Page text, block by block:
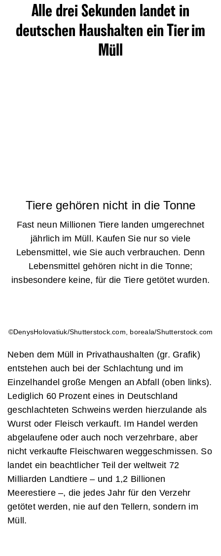
Alle drei Sekunden landet in
deutschen Haushalten ein Tier im
Müll
Tiere gehören nicht in die Tonne
Fast neun Millionen Tiere landen umgerechnet
jährlich im Müll. Kaufen Sie nur so viele
Lebensmittel, wie Sie auch verbrauchen. Denn
Lebensmittel gehören nicht in die Tonne;
insbesondere keine, für die Tiere getötet wurden.
©DenysHolovatiuk/Shutterstock.com, boreala/Shutterstock.com
Neben dem Müll in Privathaushalten (gr. Grafik)
entstehen auch bei der Schlachtung und im
Einzelhandel große Mengen an Abfall (oben links).
Lediglich 60 Prozent eines in Deutschland
geschlachteten Schweins werden hierzulande als
Wurst oder Fleisch verkauft. Im Handel werden
abgelaufene oder auch noch verzehrbare, aber
nicht verkaufte Fleischwaren weggeschmissen. So
landet ein beachtlicher Teil der weltweit 72
Milliarden Landtiere – und 1,2 Billionen
Meerestiere –, die jedes Jahr für den Verzehr
getötet werden, nie auf den Tellern, sondern im
Müll.